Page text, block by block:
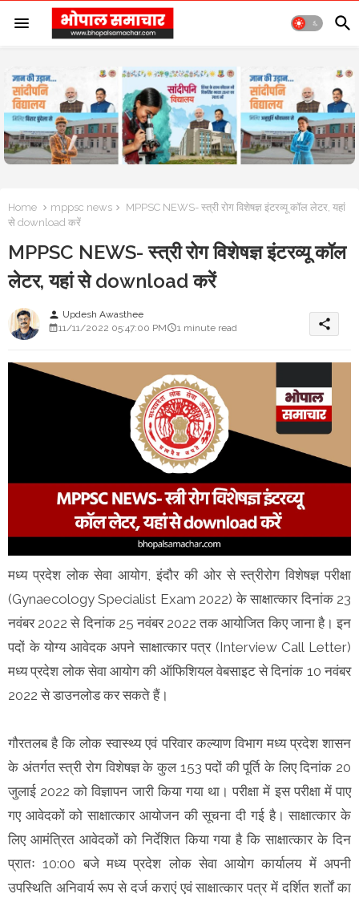
Home mppsc news
MPPSC NEWS- स्त्री रोग विशेषज्ञ इंटरव्यू कॉल लेटर, यहां
से download करें
MPPSC NEWS- स्त्री रोग विशेषज्ञ इंटरव्यू कॉल
लेटर, यहां से download करें
person Updesh Awasthee
11/11/2022 05:47:00 PM
1 minute read share
मध्य प्रदेश लोक सेवा आयोग, इंदौर की ओर से स्त्रीरोग विशेषज्ञ परीक्षा
(Gynaecology Specialist Exam 2022) के साक्षात्कार दिनांक 23
नवंबर 2022 से दिनांक 25 नवंबर 2022 तक आयोजित किए जाना है। इन
पदों के योग्य आवेदक अपने साक्षात्कार पत्र (Interview Call Letter)
मध्य प्रदेश लोक सेवा आयोग की ऑफिशियल वेबसाइट से दिनांक 10 नवंबर
2022 से डाउनलोड कर सकते हैं।
गौरतलब है कि लोक स्वास्थ्य एवं परिवार कल्याण विभाग मध्य प्रदेश शासन
के अंतर्गत स्त्री रोग विशेषज्ञ के कुल 153 पदों की पूर्ति के लिए दिनांक 20
जुलाई 2022 को विज्ञापन जारी किया गया था। परीक्षा में इस परीक्षा में पाए
गए आवेदकों को साक्षात्कार आयोजन की सूचना दी गई है। साक्षात्कार के
लिए आमंत्रित आवेदकों को निर्देशित किया गया है कि साक्षात्कार के दिन
प्रातः 10:00 बजे मध्य प्रदेश लोक सेवा आयोग कार्यालय में अपनी
उपस्थिति अनिवार्य रूप से दर्ज कराएं एवं साक्षात्कार पत्र में दर्शित शर्तों का